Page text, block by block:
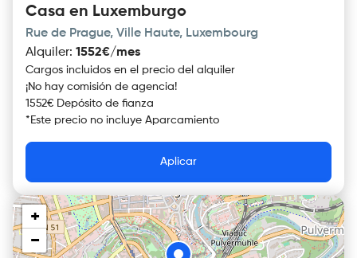
Casa en Luxemburgo
Rue de Prague, Ville Haute, Luxembourg
Alquiler: 1552€/mes
Cargos incluidos en el precio del alquiler
¡No hay comisión de agencia!
1552€ Depósito de fianza
* Este precio no incluye Aparcamiento
Aplicar
+
−